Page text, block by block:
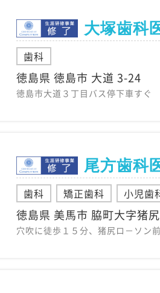
大塚歯科
歯科
徳島県 徳島市 大道 3-24
徳島市大道３丁目バス停下車すぐ
尾方歯科
歯科 矯正歯科 小児歯
徳島県 美馬市 脇町大字猪
穴吹に徒歩１５分、猪尻ロ－ソン前